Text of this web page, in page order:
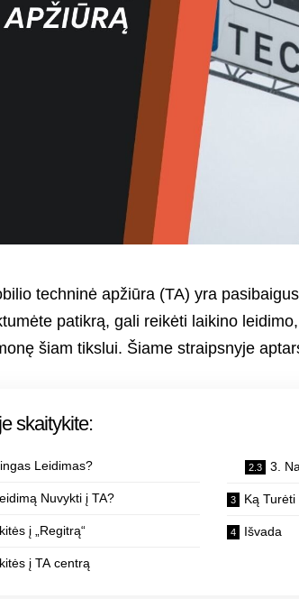
techninė apžiūra (TA) yra
patikrą, gali reikėti laikino
šiam tikslui. Šiame straipsnyje
skaitykite:
Leidimas?
Nuvykti į TA?
į „Regitrą“
į TA centrą
3.
Ką
Išvada